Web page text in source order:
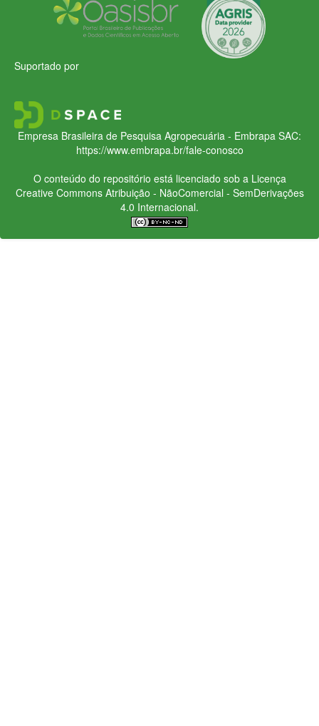
Suportado por
Empresa Brasileira de Pesquisa Agropecuária - Embrapa SAC:
https://www.embrapa.br/fale-conosco
O conteúdo do repositório está licenciado sob a Licença
Creative CommonsAtribuição - NãoComercial - SemDerivações
4.0 Internacional.